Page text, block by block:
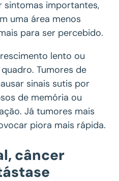
sintomas importantes,
uma área menos
para ser percebido.
lento ou
Tumores de
sinais sutis por
de memória ou
Já tumores mais
piora mais rápida.
câncer